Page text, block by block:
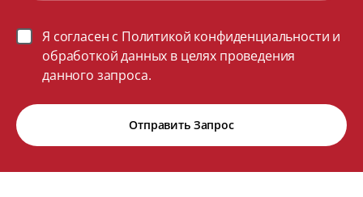
Я согласен с Политикой конфиденциальности и
обработкой данных в целях проведения
данного запроса.
Отправить Запрос